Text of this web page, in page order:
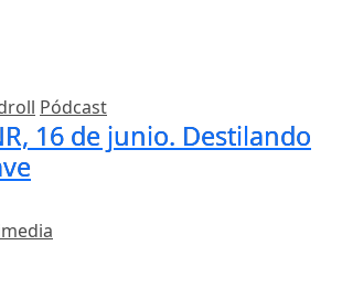
Pódcast
16 de junio. Destilando